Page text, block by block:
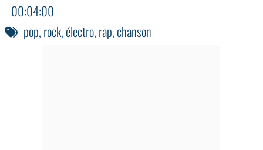
00:04:00
pop,rock,électro,rap,chanson